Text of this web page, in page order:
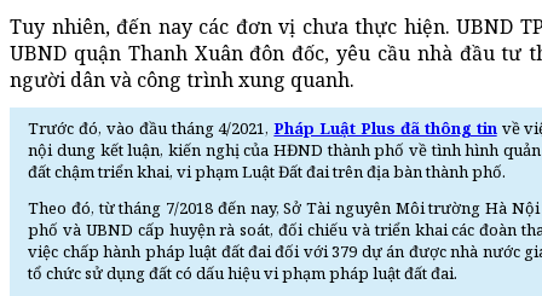
Tuy nhiên, đến nay các đơn vị chưa thực hiện. UBND
UBND quận Thanh Xuân đôn đốc, yêu cầu nhà đầu tư
người dân và công trình xung quanh.
Trước đó, vào đầu tháng 4/2021,Pháp Luật Plus đã thông tin về
nội dung kết luận, kiến nghị của HĐND thành phố về tình hình
đất chậm triển khai, vi phạm Luật Đất đai trên địa bàn thành phố.
Theo đó, từ tháng 7/2018 đến nay, Sở Tài nguyên Môi trường Hà
phố và UBND cấp huyện rà soát, đối chiếu và triển khai các đoàn
việc chấp hành pháp luật đất đai đối với 379 dự án được nhà nước
tổ chức sử dụng đất có dấu hiệu vi phạm pháp luật đất đai.